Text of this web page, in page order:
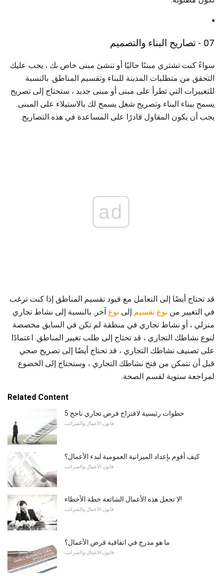
07 - تصاريح البناء والتصميم
سواءً كنت تشتري مبنىًا حاليًا أو تنشئ مبنى خاص بك ، يجب عليك
التحقق من متطلبات المدينة للبناء وتقسيم المناطق. بالنسبة
للتغييرات التي تطرأ على مبنى أو مبنى جديد ، ستحتاج إلى تصريح
يسمح ببناء البناء وتصريح شغل يسمح لك بالاستيلاء على المبنى.
يجب أن يكون المقاول قادرًا على المساعدة في هذه التصاريح.
ad
قد تحتاج أيضًا إلى التعامل مع قيود تقسيم المناطق إذا كنت ترغب
في التغيير من نوع تقسيم إلى نوع آخر. بالنسبة إلى نشاط تجاري
منزلي ، أو نشاط تجاري في منطقة لم تكن في السابق مخصصة
لنوع نشاطك التجاري ، قد تحتاج إلى طلب تغيير المناطق. اعتمادًا
على تصنيف نشاطك التجاري ، قد تحتاج أيضًا إلى تصريح صحي
قبل أن تتمكن من فتح نشاطك التجاري ، وستحتاج إلى الخضوع
لمراجعة سنوية لقسم الصحة.
Related Content
5 خطوات رئيسية لاقتراح قرض تجاري ناجح
قانون الأعمال والضرائب
كيف أقوم بإعداد الميزانية العمومية لبدء الأعمال؟
قانون الأعمال والضرائب
لا تجعل هذه الأعمال الشائعة خطة الأخطاء!
قانون الأعمال والضرائب
ما هو مدرج في اتفاقية قرض الأعمال؟
قانون الأعمال والضرائب